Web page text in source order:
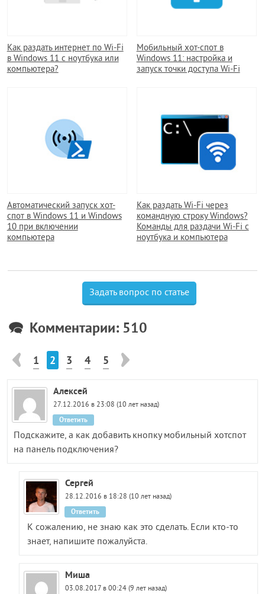
Как раздать интернет по Wi-Fi
в Windows 11 с ноутбука или
компьютера?
Мобильный хот-спот в
Windows 11: настройка и
запуск точки доступа Wi-Fi
Автоматический запуск хот-
спот в Windows 11 и Windows
10 при включении
компьютера
Как раздать Wi-Fi через
командную строку Windows?
Команды для раздачи Wi-Fi с
ноутбука и компьютера
Задать вопрос по статье
Комментарии: 510
1 2 3 4 5
Алексей
27.12.2016 в 23:08 (10 лет назад)
Подскажите, а как добавить кнопку мобильный хотспот
на панель подключения?
Ответить
Сергей
28.12.2016 в 18:28 (10 лет назад)
К сожалению, не знаю как это сделать. Если кто-то
знает, напишите пожалуйста.
Ответить
Миша
03.08.2017 в 00:24 (9 лет назад)